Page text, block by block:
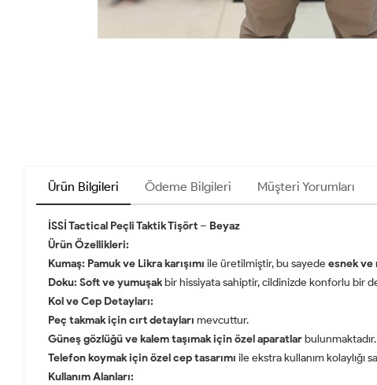
Ürün Bilgileri Ödeme Bilgileri Müşteri Yorumları
İSSİ Tactical Peçli Taktik Tişört– Beyaz
Ürün Özellikleri:
Kumaş: Pamuk ve Likra karışımı ile üretilmiştir, bu sayede esnek ve
Doku: Soft ve yumuşakbir hissiyata sahiptir, cildinizde konforlu bir
Kol ve Cep Detayları:
Peç takmak için cırt detayları mevcuttur.
Güneş gözlüğü ve kalem taşımak için özel aparatlarbulunmaktadır.
Telefon koymak için özel cep tasarımı ile ekstra kullanım kolaylığı
Kullanım Alanları: